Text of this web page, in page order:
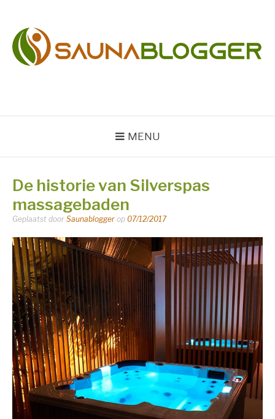
inhoud
springen
MENU
De historie van Silverspas
massagebaden
Geplaatst door Saunablogger op 07/12/2017